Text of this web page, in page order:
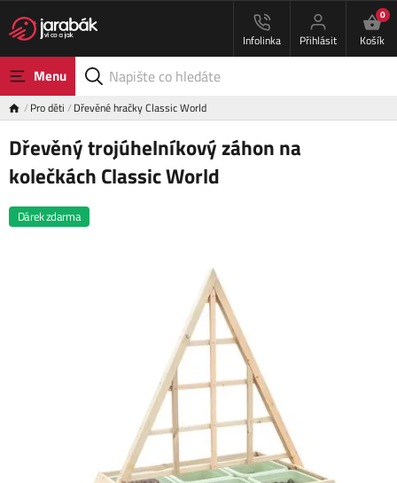
Infolinka Přihlásit
0
Košík
Menu
Pro děti Dřevěné hračky Classic World
Dřevěný trojúhelníkový záhon na
kolečkách Classic World
Dárek zdarma